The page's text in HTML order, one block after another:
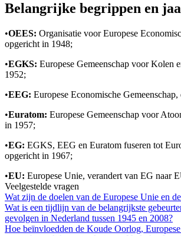
Belangrijke begrippen en
•OEES: Organisatie voor Europese
opgericht in 1948;
•EGKS: Europese Gemeenschap voor Kolen
1952;
•EEG: Europese Economische
•Euratom: Europese Gemeenschap voor
in 1957;
•EG: EGKS, EEG en Euratom fuseren tot
opgericht in 1967;
•EU: Europese Unie, verandert van EG naar
Veelgestelde vragen
Wat zijn de doelen van de Europese Unie en
Wat is een tijdlijn van de belangrijkste
gevolgen in Nederland tussen 1945 en 2008?
Hoe beïnvloedden de Koude Oorlog,